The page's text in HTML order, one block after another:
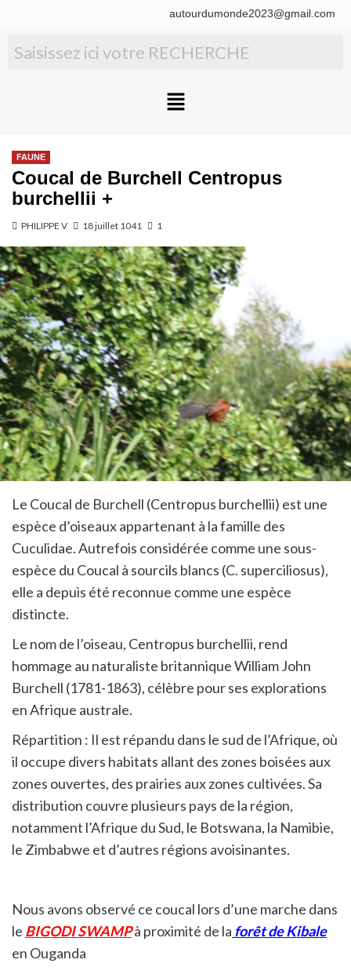
autourdumonde2023@gmail.com
FAUNE
Coucal de Burchell Centropus
burchellii +
PHILIPPE V 18 juillet 1041 1
Le Coucal de Burchell (Centropus burchellii) est une
espèce d’oiseaux appartenant à la famille des
Cuculidae. Autrefois considérée comme une sous-
espèce du Coucal à sourcils blancs (C. superciliosus),
elle a depuis été reconnue comme une espèce
distincte.
Le nom de l’oiseau, Centropus burchellii, rend
hommage au naturaliste britannique William John
Burchell (1781-1863), célèbre pour ses explorations
en Afrique australe.
Répartition : Il est répandu dans le sud de l’Afrique, où
il occupe divers habitats allant des zones boisées aux
zones ouvertes, des prairies aux zones cultivées. Sa
distribution couvre plusieurs pays de la région,
notamment l’Afrique du Sud, le Botswana, la Namibie,
le Zimbabwe et d’autres régions avoisinantes.
Nous avons observé ce coucal lors d’une marche dans
le BIGODI SWAMPà proximité de la forêt de Kibale
en Ouganda